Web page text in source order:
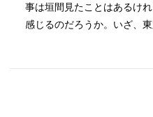
事は垣間見たことはあるけ
感じるのだろうか。いざ、東